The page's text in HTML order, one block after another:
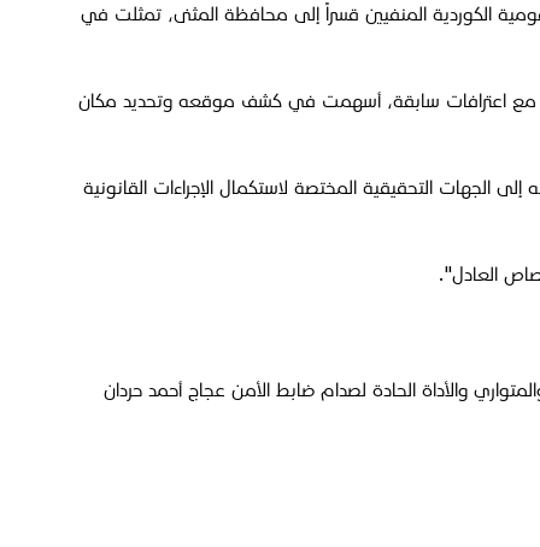
الكوردية المنفيين قسراً إلى محافظة المثنى، تمثلت في
مع اعترافات سابقة، أسهمت في كشف موقعه وتحديد مكان
الجهات التحقيقية المختصة لاستكمال الإجراءات القانونية
العادل".
والأداة الحادة لصدام ضابط الأمن عجاج أحمد حردان